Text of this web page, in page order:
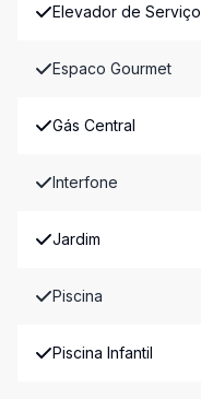
Elevador de Serviço
Espaco Gourmet
Gás Central
Interfone
Jardim
Piscina
Piscina Infantil